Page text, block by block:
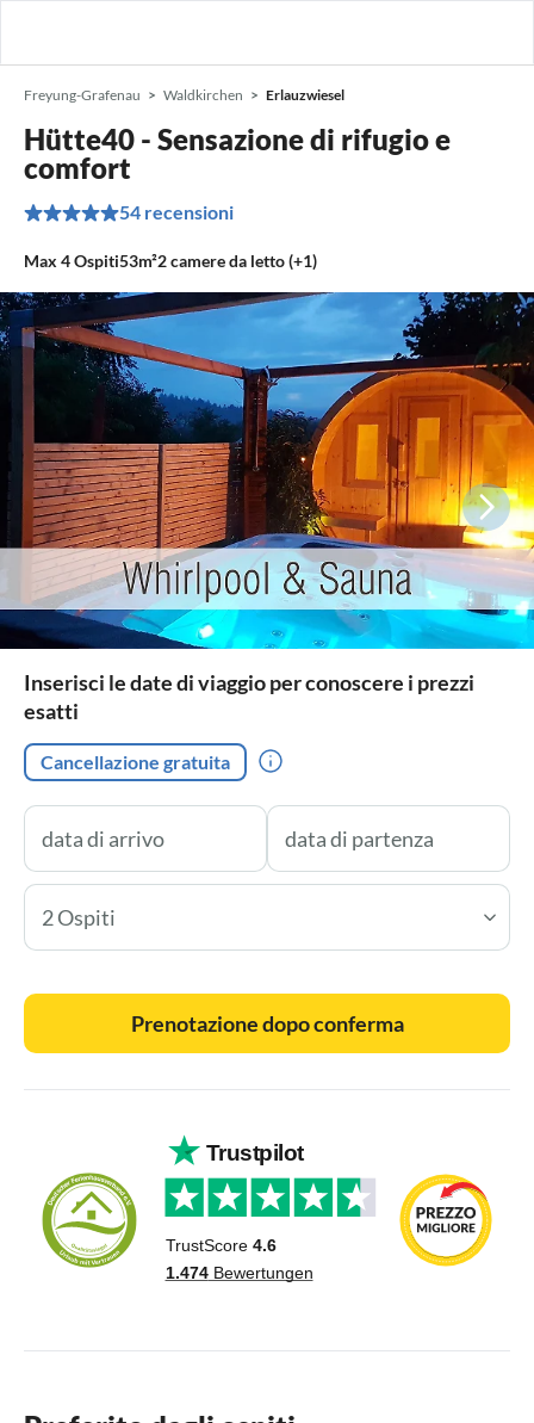
Freyung-Grafenau Waldkirchen Erlauzwiesel
Hütte40 - Sensazione di rifugio e
comfort
54 recensioni
Max 4Ospiti53m²2camere da letto (+1)
Inserisci le date di viaggio per conoscere i prezzi
esatti
Cancellazione gratuita
2 Ospiti
Prenotazione dopo conferma